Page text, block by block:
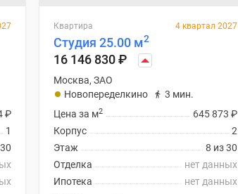
₽
1
Квартира 4 квартал 2027
Студия 25.00 м2
16 146 830₽
Москва, ЗАО
Новопеределкино
3 мин.
645 873 ₽
Цена за м2
2
Корпус
8 из 30
Этаж
нет данных
Отделка
нет данных
Ипотека